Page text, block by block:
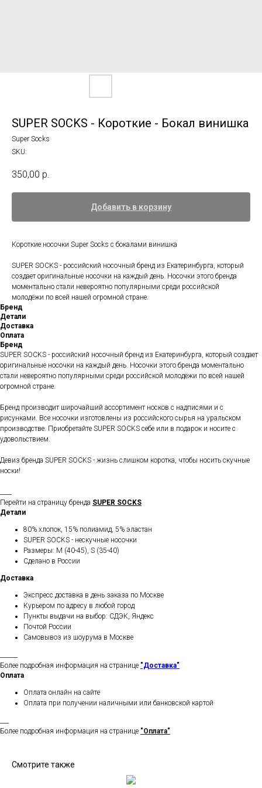
SUPER SOCKS - Короткие - Бокал винишка
Super Socks
SKU:
350,00 р.
Добавить в корзину
Короткие носочки Super Socks с бокалами винишка
SUPER SOCKS - российский носочный бренд из Екатеринбурга, который
создает оригинальные носочки на каждый день. Носочки этого бренда
моментально стали невероятно популярными среди российской
молодёжи по всей нашей огромной стране.
Бренд
Детали
Доставка
Оплата
Бренд
SUPER SOCKS - российский носочный бренд из Екатеринбурга, который создает
оригинальные носочки на каждый день. Носочки этого бренда моментально
стали невероятно популярными среди российской молодёжи по всей нашей
огромной стране.
Бренд производит широчайший ассортимент носков с надписями и с
рисунками. Все носочки изготовлены из российского сырья на уральском
производстве. Приобретайте SUPER SOCKS себе или в подарок и носите с
удовольствием.
Девиз бренда SUPER SOCKS - жизнь слишком коротка, чтобы носить скучные
носки!
Перейти на страницу бренда SUPER SOCKS
Детали
80% хлопок, 15% полиамид, 5% эластан
SUPER SOCKS - нескучные носочки
Размеры: M (40-45), S (35-40)
Сделано в России
Доставка
Экспресс доставка в день заказа по Москве
Курьером по адресу в любой город
Пункты выдачи на выбор: СДЭК, Яндекс
Почтой России
Самовывоз из шоурума в Москве
Более подробная информация на странице "Доставка"
Оплата
Оплата онлайн на сайте
Оплата при получении наличными или банковской картой
Более подробная информация на странице "Оплата"
Смотрите также